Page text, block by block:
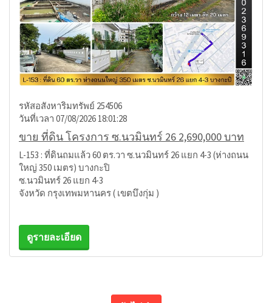
รหัสอสังหาริมทรัพย์ 254506
วันที่เวลา 07/08/2026 18:01:28
ขาย ที่ดิน โครงการ ซ.นวมินทร์ 26 2,690,000 บาท
L-153 : ที่ดินถมแล้ว 60 ตร.วา ซ.นวมินทร์ 26 แยก 4-3 (ห่างถนน
ใหญ่ 350 เมตร) บางกะปิ
ซ.นวมินทร์ 26 แยก 4-3
จังหวัด กรุงเทพมหานคร ( เขตบึงกุ่ม )
ดูรายละเอียด